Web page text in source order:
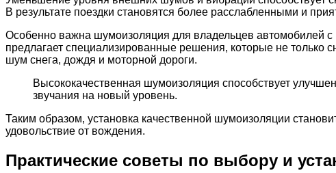
В результате поездки становятся более расслабленными и
Особенно важна шумоизоляция для владельцев автомобилей
предлагает специализированные решения, которые не только
шум снега, дождя и моторной дороги.
Высококачественная шумоизоляция способствует
звучания на новый уровень.
Таким образом, установка качественной шумоизоляции
удовольствие от вождения.
Практические советы по выбору и